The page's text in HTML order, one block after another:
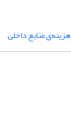
هزینه‌ی منابع داخلی